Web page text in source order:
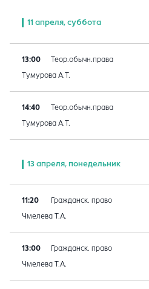
11 апреля, суббота
13:00 Теор.обычн.права
Тумурова А.Т.
14:40 Теор.обычн.права
Тумурова А.Т.
13 апреля, понедельник
11:20 Гражданск. право
Чмелева Т.А.
13:00 Гражданск. право
Чмелева Т.А.